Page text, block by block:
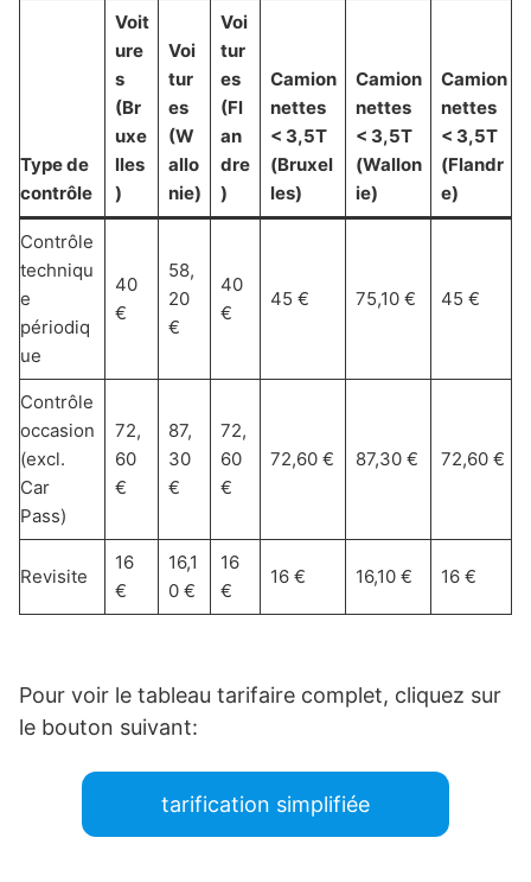
Type de
contrôle
Voit
ure
s
(Br
uxe
lles
)
Voi
tur
es
(W
allo
nie)
Voi
tur
es
(Fl
an
dre
)
Camion
nettes
< 3,5T
(Bruxel
les)
Camion
nettes
< 3,5T
(Wallon
ie)
Camion
nettes
< 3,5T
(Flandr
e)
Contrôle
techniqu
e
périodiq
ue
40
€
58,
20
€
40
€
45 € 75,10 € 45 €
Contrôle
occasion
(excl.
Car
Pass)
72,
60
€
87,
30
€
72,
60
€
72,60 € 87,30 € 72,60 €
Revisite
16
€
16,1
0 €
16
€
16 € 16,10 € 16 €
Pour voir le tableau tarifaire complet, cliquez sur
le bouton suivant:
tarification simplifiée